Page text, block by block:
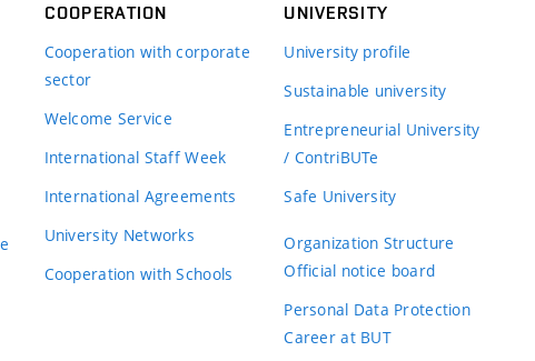
COOPERATION
Cooperation with corporate
sector
Welcome Service
International Staff Week
International Agreements
University Networks
Cooperation with Schools
UNIVERSITY
University profile
Sustainable university
Entrepreneurial University
/ ContriBUTe
Safe University
Organization Structure
Official notice board
Personal Data Protection
Career at BUT